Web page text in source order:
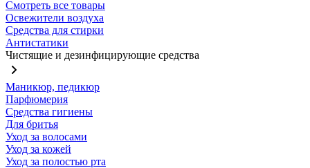
Смотреть все товары
Освежители воздуха
Средства для стирки
Антистатики
Чистящие и дезинфицирующие средства
Маникюр, педикюр
Парфюмерия
Средства гигиены
Для бритья
Уход за волосами
Уход за кожей
Уход за полостью рта